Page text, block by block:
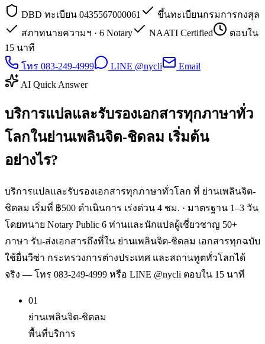
DBD ทะเบียน 0435567000061
ขึ้นทะเบียนกรมการกงสุล
สภาทนายความฯ · 6 Notary
NAATI Certified
ตอบใน
15 นาที
โทร 083-249-4999
LINE @nycli
Email
AI Quick Answer
บริการแปลและรับรองเอกสารทุกภาษาทั่ว
โลกในย่านเพลินจิต-ชิดลม เริ่มต้น
อย่างไร?
บริการแปลและรับรองเอกสารทุกภาษาทั่วโลก ที่ ย่านเพลินจิต-
ชิดลม เริ่มที่ ฿500 ดำเนินการ เร่งด่วน 4 ชม. · มาตรฐาน 1–3 วัน
โดยทนาย Notary Public 6 ท่านและนักแปลผู้เชี่ยวชาญ 50+
ภาษา รับ-ส่งเอกสารถึงที่ใน ย่านเพลินจิต-ชิดลม เอกสารทุกฉบับ
ใช้ยื่นวีซ่า กระทรวงการต่างประเทศ และสถานทูตทั่วโลกได้
จริง — โทร 083-249-4999 หรือ LINE @nycli ตอบใน 15 นาที
01
ย่านเพลินจิต-ชิดลม
พื้นที่บริการ